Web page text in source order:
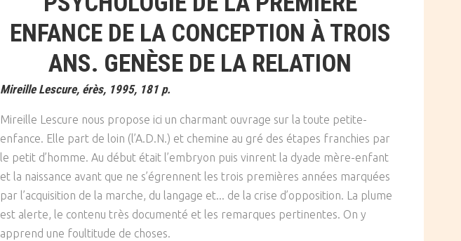
ENFANCE DE LA CONCEPTION À TROIS
ANS. GENÈSE DE LA RELATION
Mireille Lescure, érès, 1995, 181 p.
Mireille Lescure nous propose ici un charmant ouvrage sur la toute petite-
enfance. Elle part de loin (l’A.D.N.) et chemine au gré des étapes franchies par
le petit d’homme. Au début était l’embryon puis vinrent la dyade mère-enfant
et la naissance avant que ne s’égrennent les trois premières années marquées
par l’acquisition de la marche, du langage et... de la crise d’opposition. La plume
est alerte, le contenu très documenté et les remarques pertinentes. On y
apprend une foultitude de choses.